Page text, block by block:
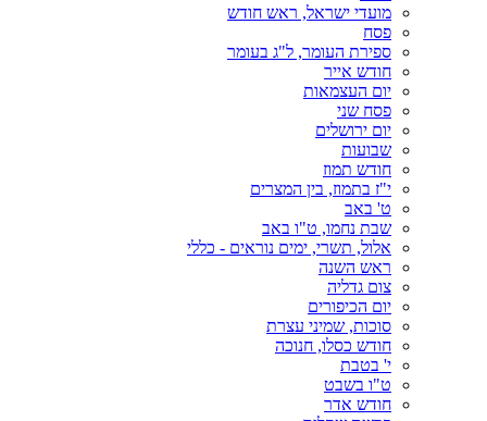
מועדי ישראל, ראש חודש
פסח
ספירת העומר, ל"ג בעומר
חודש אייר
יום העצמאות
פסח שני
יום ירושלים
שבועות
חודש תמוז
י"ז בתמוז, בין המצרים
ט' באב
שבת נחמו, ט"ו באב
אלול, תשרי, ימים נוראים - כללי
ראש השנה
צום גדליה
יום הכיפורים
סוכות, שמיני עצרת
חודש כסלו, חנוכה
י' בטבת
ט"ו בשבט
חודש אדר